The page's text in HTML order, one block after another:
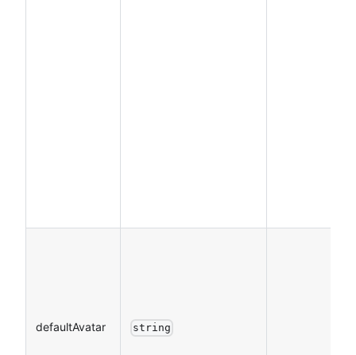
defaultAvatar string